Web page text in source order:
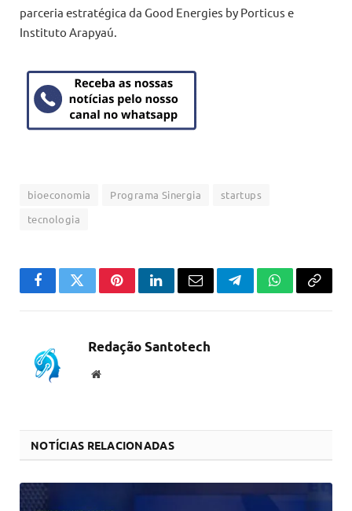
parceria estratégica da Good Energies by Porticus e
Instituto Arapyaú.
bioeconomia Programa Sinergia
startups
tecnologia
FacebookTwitterPinterestLinkedInEmail TelegramWhatsApp
Copiar
Redação Santotech
Website
NOTÍCIAS RELACIONADAS